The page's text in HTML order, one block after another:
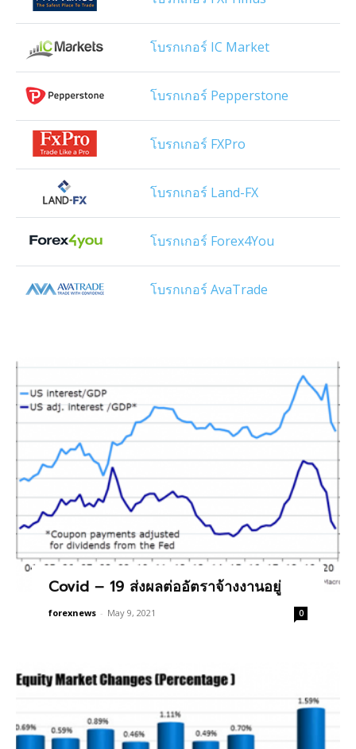
โบรกเกอร์ IC Market
โบรกเกอร์ Pepperstone
โบรกเกอร์ FXPro
โบรกเกอร์ Land-FX
โบรกเกอร์ Forex4You
โบรกเกอร์ AvaTrade
Covid – 19 ส่งผลต่ออัตราจ้างงานอยู่
forexnews - May 9, 2021 0